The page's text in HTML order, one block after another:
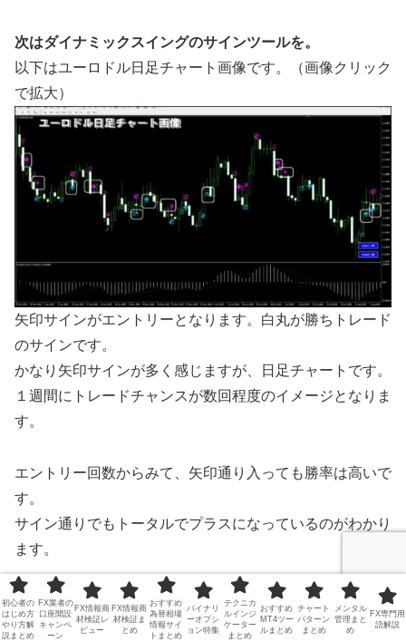
次はダイナミックスイングのサインツールを。
以下はユーロドル日足チャート画像です。（画像クリック
で拡大）
矢印サインがエントリーとなります。白丸が勝ちトレード
のサインです。
かなり矢印サインが多く感じますが、日足チャートです。
１週間にトレードチャンスが数回程度のイメージとなりま
す。
エントリー回数からみて、矢印通り入っても勝率は高いで
す。
サイン通りでもトータルでプラスになっているのがわかり
ます。
ただ、スイングトレードとなるので損切り時のPIPSも大
きいです。
初心者の
はじめ方
やり方解
説まとめ
FX業者の
口座開設
キャンペ
ーン
FX情報商
材検証レ
ビュー
FX情報商
材検証ま
とめ
おすすめ
為替相場
情報サイ
トまとめ
バイナリ
ーオプシ
ョン特集
テクニカ
ルインジ
ケーター
まとめ
おすすめ
MT4ツー
ルまとめ
チャート
パターン
まとめ
メンタル
管理まと
め
FX専門用
語解説